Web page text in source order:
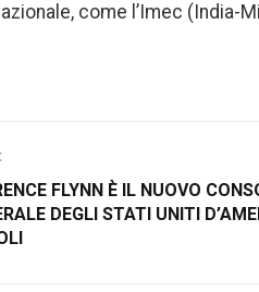
come l’Imec (India-
FLYNN È IL NUOVO
DEGLI STATI UNITI